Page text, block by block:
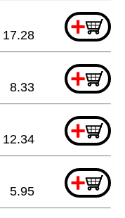
+
17.28
+
8.33
+
12.34
+
5.95